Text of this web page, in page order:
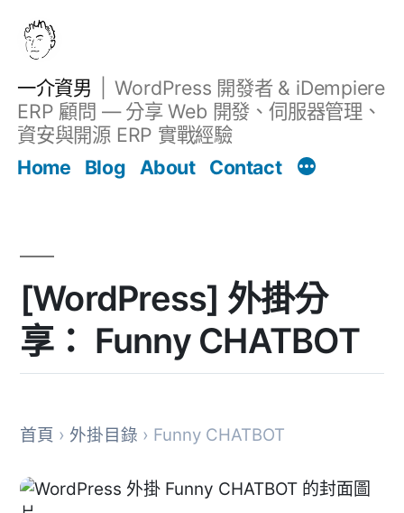
一介資男
WordPress 開發者 & iDempiere
ERP 顧問 — 分享 Web 開發、伺服器管理、
資安與開源 ERP 實戰經驗
Home
Blog About Contact
[WordPress] 外掛分
享： Funny CHATBOT
首頁 › 外掛目錄 › Funny CHATBOT
文章